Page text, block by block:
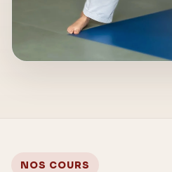
NOS COURS